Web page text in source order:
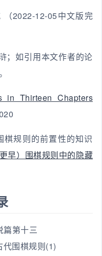
2022-12-05中文版完
；如引用本文作者的论
in Thirteen Chapters
规则的前置性的知识
早）围棋规则中的隐藏
篇第十三
代围棋规则(1)